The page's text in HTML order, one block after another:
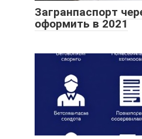
Загранпаспорт
оформить в 2021